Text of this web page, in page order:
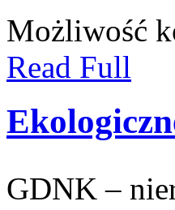
Możliwość
Read Full
GDNK –